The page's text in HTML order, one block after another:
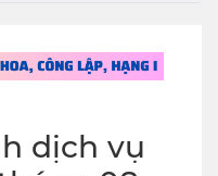
dịch vụ